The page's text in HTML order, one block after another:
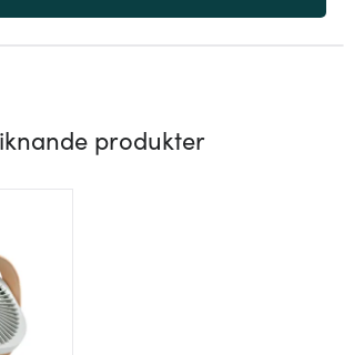
produkter